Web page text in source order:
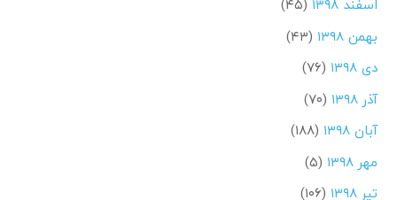
بهمن ۱۳۹۸
(۴۳)
دی ۱۳۹۸
(۷۶)
آذر ۱۳۹۸
(۷۰)
آبان ۱۳۹۸
(۱۸۸)
مهر ۱۳۹۸
(۵)
تیر ۱۳۹۸
(۱۰۶)